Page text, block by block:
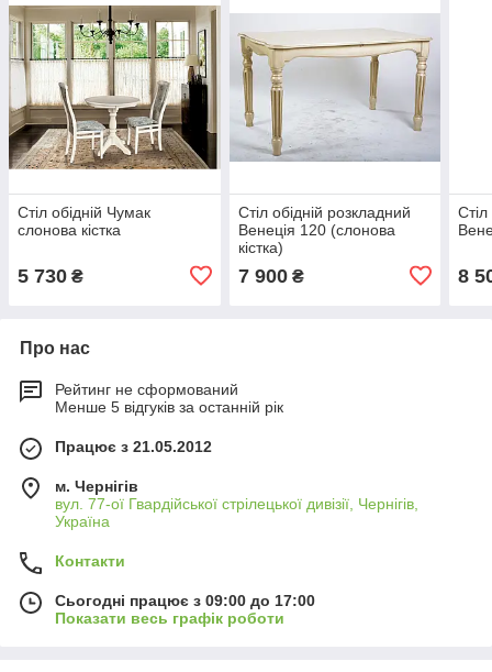
Стіл обідній Чумак
слонова кістка
5 730 ₴
Стіл обідній розкладний
Венеція 120 (слонова
кістка)
7 900₴ 8
Про нас
Рейтинг не сформований
Менше 5 відгуків за останній рік
Працює з 21.05.2012
м. Чернігів
вул. 77-ої Гвардійської стрілецької дивізії, Чернігів,
Україна
Контакти
Сьогодні працює з 09:00 до 17:00
Показати весь графік роботи